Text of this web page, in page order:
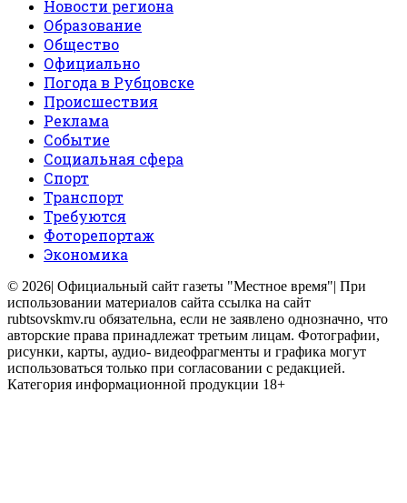
Новости региона
Образование
Общество
Официально
Погода в Рубцовске
Происшествия
Реклама
Событие
Социальная сфера
Спорт
Транспорт
Требуются
Фоторепортаж
Экономика
© 2026| Официальный сайт газеты "Местное время"| При
использовании материалов сайта ссылка на сайт
rubtsovskmv.ru обязательна, если не заявлено однозначно, что
авторские права принадлежат третьим лицам. Фотографии,
рисунки, карты, аудио- видеофрагменты и графика могут
использоваться только при согласовании с редакцией.
Категория информационной продукции 18+